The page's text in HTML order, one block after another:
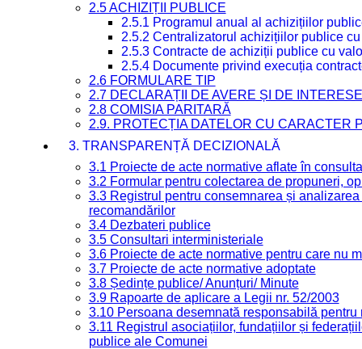
2.5 ACHIZIȚII PUBLICE
2.5.1 Programul anual al achizițiilor
2.5.2 Centralizatorul achizițiilor publice
2.5.3 Contracte de achiziții publice cu
2.5.4 Documente privind execuția
2.6 FORMULARE TIP
2.7 DECLARAȚII DE AVERE ȘI DE INTERESE
2.8 COMISIA PARITARĂ
2.9. PROTECȚIA DATELOR CU CARACTER
3. TRANSPARENȚĂ DECIZIONALĂ
3.1 Proiecte de acte normative aflate în
3.2 Formular pentru colectarea de propuneri,
3.3 Registrul pentru consemnarea și
recomandărilor
3.4 Dezbateri publice
3.5 Consultari interministeriale
3.6 Proiecte de acte normative pentru care nu
3.7 Proiecte de acte normative adoptate
3.8 Ședințe publice/ Anunțuri/ Minute
3.9 Rapoarte de aplicare a Legii nr. 52/2003
3.10 Persoana desemnată responsabilă
3.11 Registrul asociațiilor, fundațiilor și
publice ale Comunei